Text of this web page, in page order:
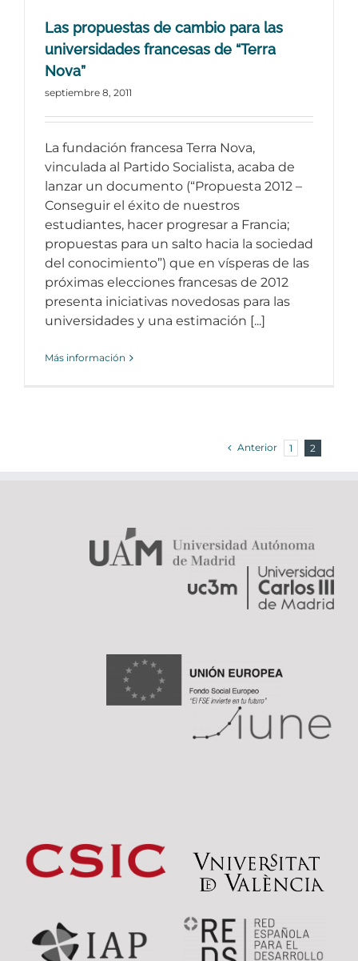
Las propuestas de cambio para las
universidades francesas de “Terra
Nova”
septiembre 8, 2011
La fundación francesa Terra Nova,
vinculada al Partido Socialista, acaba de
lanzar un documento (“Propuesta 2012 –
Conseguir el éxito de nuestros
estudiantes, hacer progresar a Francia;
propuestas para un salto hacia la sociedad
del conocimiento”) que en vísperas de las
próximas elecciones francesas de 2012
presenta iniciativas novedosas para las
universidades y una estimación [...]
Más información
Anterior 1 2